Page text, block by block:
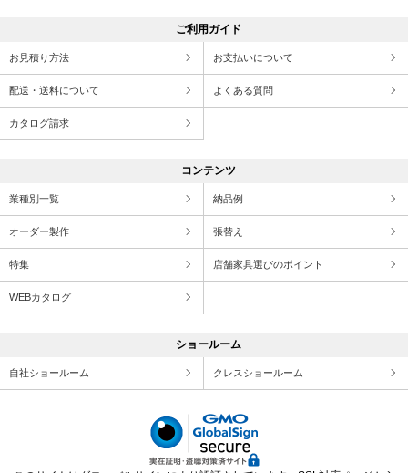
ご利用ガイド
お見積り方法 お支払いについて
配送・送料について よくある質問
カタログ請求
コンテンツ
業種別一覧 納品例
オーダー製作 張替え
特集 店舗家具選びのポイント
WEBカタログ
ショールーム
自社ショールーム クレスショールーム